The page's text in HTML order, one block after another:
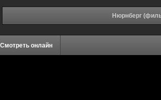
Нюрнберг
Смотреть онлайн